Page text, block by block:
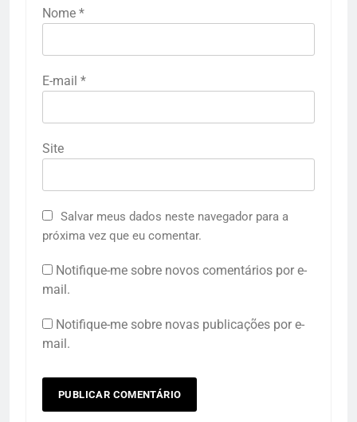
Nome *
E-mail *
Site
Salvar meus dados neste navegador para a
próxima vez que eu comentar.
Notifique-me sobre novos comentários por e-
mail.
Notifique-me sobre novas publicações por e-
mail.